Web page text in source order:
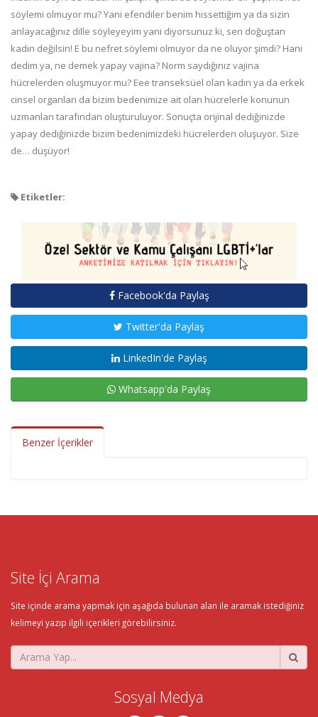
söylemi olmuyor mu? Yani efendiler benim hissettiğim ya da sizin
anlayacağınız dille söyleyeyim yani diyorsunuz ki, sen doğuştan
kadın değilsin! E bu nefret söylemi olmuyor da ne oluyor şimdi? Hani
dedim ya, ne demek yapay vajina? Norm saydığınız vajina
hücrelerden oluşmuyor mu? Eee transeksüel olan kadın ya da erkek
cinsel organları da bizim bedenimize ait olan hücrelerle konunun
uzmanları tarafından oluşturuluyor. Sonuçta orijinal dediğinizde
yapay dediğinizde bizim bedenimizdeki hücrelerden oluşuyor. Size
de… düşüyor!
Etiketler:
Facebook'da Paylaş
Twitter'da Paylaş
LinkedIn'de Paylaş
Whatsapp'da Paylaş
Benzer İçerikler
Site İçi Arama
Site içinde arama yapmak için aşağıda bulunan alan ile aramak istediğiniz
kelimeyi yazıp ilgili içerikleri görebilirsiniz.
Sosyal Medya